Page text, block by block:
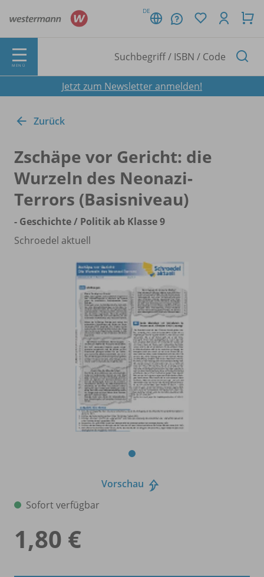
DE
MENÜ
Jetzt zum Newsletter anmelden!
Zurück
Zschäpe vor Gericht: die
Wurzeln des Neonazi-
Terrors (Basisniveau)
- Geschichte / Politik ab Klasse 9
Schroedel aktuell
Vorschau
Sofort verfügbar
1,80 €